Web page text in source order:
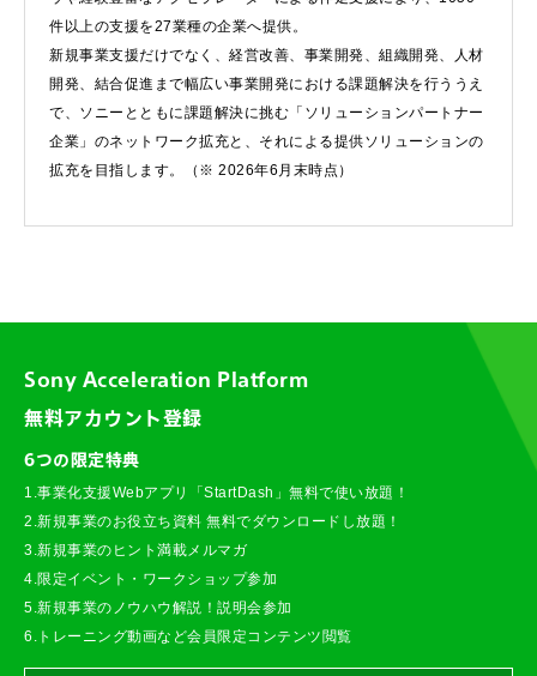
件以上の支援を27業種の企業へ提供。
新規事業支援だけでなく、経営改善、事業開発、組織開発、人材
開発、結合促進まで幅広い事業開発における課題解決を行ううえ
で、ソニーとともに課題解決に挑む「ソリューションパートナー
企業」のネットワーク拡充と、それによる提供ソリューションの
拡充を目指します。（※ 2026年6月末時点）
Sony Acceleration Platform
無料アカウント登録
6つの限定特典
1.事業化支援Webアプリ「StartDash」無料で使い放題！
2.新規事業のお役立ち資料 無料でダウンロードし放題！
3.新規事業のヒント満載メルマガ
4.限定イベント・ワークショップ参加
5.新規事業のノウハウ解説！説明会参加
6.トレーニング動画など会員限定コンテンツ閲覧